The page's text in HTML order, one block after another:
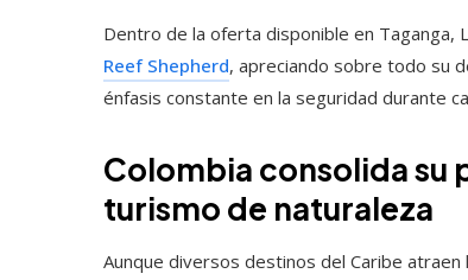
Dentro de la oferta disponible en
Reef Shepherd, apreciando sobre todo su
énfasis constante en la seguridad durante
Colombia consolida su
turismo de naturaleza
Aunque diversos destinos del Caribe